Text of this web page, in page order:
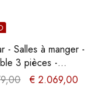
- Salles à manger -
3 pièces -
Noir
€ 2.069,00